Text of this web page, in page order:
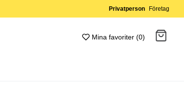
Privatperson Företag
Mina favoriter (0)